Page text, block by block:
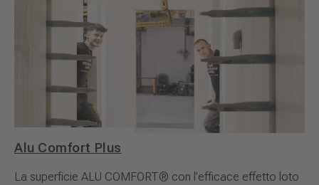
Alu Comfort Plus
La superficie ALU COMFORT® con l’efficace effetto loto